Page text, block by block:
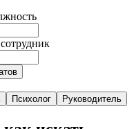
Психолог Руководитель